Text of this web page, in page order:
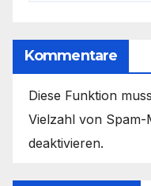
Kommentare
Diese Funktion
Vielzahl von
deaktivieren.